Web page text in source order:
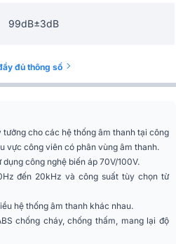
99dB±3dB
116dB
Nhựa ABS trắng
6" x 1, 3" x 1
360 x 255 x 315mm
đủ thông số
tưởng cho các hệ thống âm thanh tại công
vực công viên có phân vùng âm thanh.
công nghệ biến áp 70V/100V.
đến 20kHz và công suất tùy chọn từ
hệ thống âm thanh khác nhau.
chống cháy, chống thấm, mang lại độ